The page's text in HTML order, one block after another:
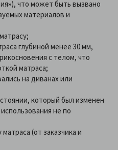
что может быть вызвано
материалов и
глубиной менее 30 мм,
с телом, что
матраса;
на диванах или
который был изменен
не по
(от заказчика и